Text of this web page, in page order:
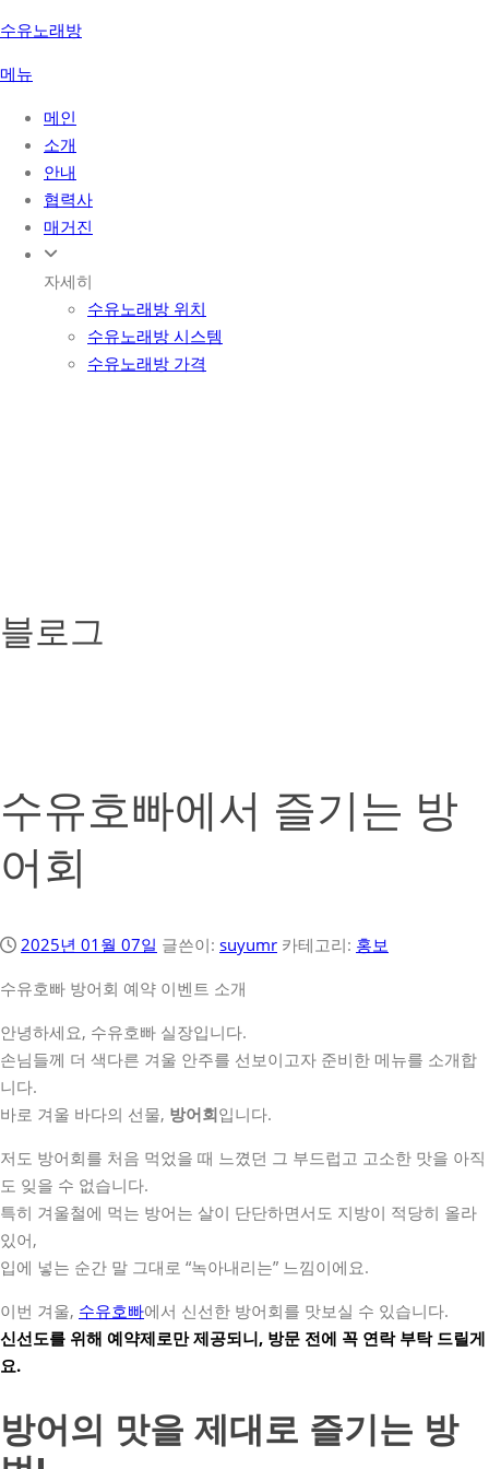
콘
츠
수유노래방
메뉴
메인
소개
안내
협력사
매거진
자세히
수유노래방 위치
수유노래방 시스템
수유노래방 가격
블로그
수유호빠에서 즐기는 방
어회
2025년 01월 07일 글쓴이: suyumr 카테고리: 홍보
수유호빠 방어회 예약 이벤트 소개
안녕하세요, 수유호빠 실장입니다.
손님들께 더 색다른 겨울 안주를 선보이고자 준비한 메뉴를 소개합
니다.
바로 겨울 바다의 선물, 방어회입니다.
저도 방어회를 처음 먹었을 때 느꼈던 그 부드럽고 고소한 맛을 아직
도 잊을 수 없습니다.
특히 겨울철에 먹는 방어는 살이 단단하면서도 지방이 적당히 올라
있어,
입에 넣는 순간 말 그대로 “녹아내리는” 느낌이에요.
이번 겨울, 수유호빠에서 신선한 방어회를 맛보실 수 있습니다.
신선도를 위해 예약제로만 제공되니, 방문 전에 꼭 연락 부탁 드릴게
요.
방어의 맛을 제대로 즐기는 방